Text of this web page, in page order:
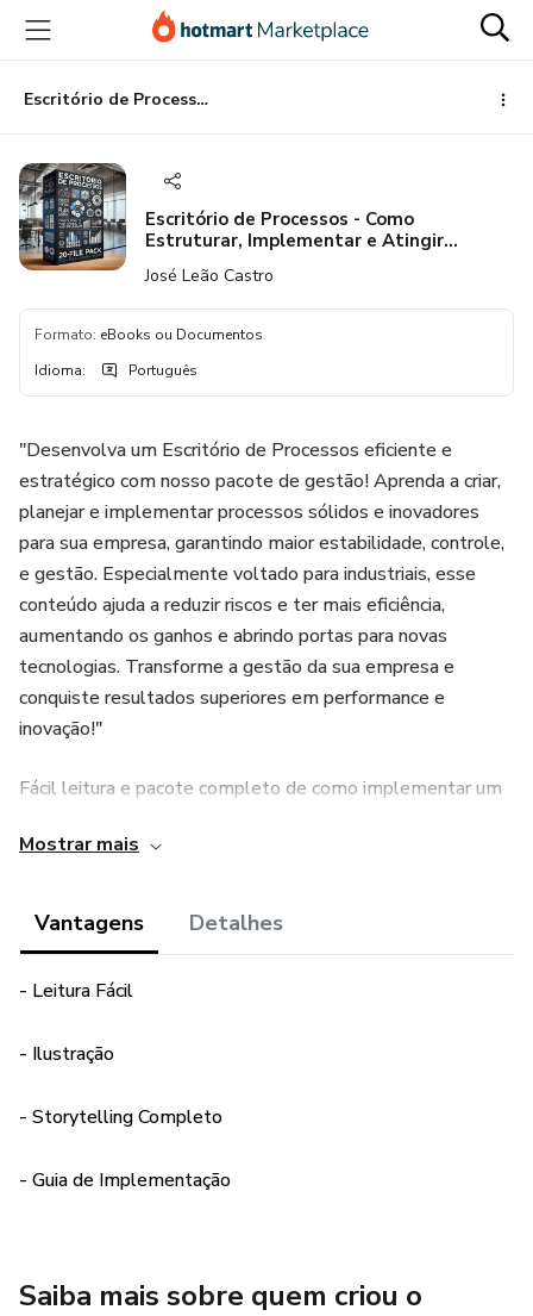
para
conteúdo
principal
para
pagamento
para
rodapé
Escritório de Processos - Como Estruturar, Implementar e Atingir Melhores Resultados Operacionais!
Escritório de Processos - Como
Estruturar, Implementar e Atingir
Melhores Resultados Operacionais!
José Leão Castro
Formato: eBooks ou Documentos
Idioma: Português
"Desenvolva um Escritório de Processos eficiente e
estratégico com nosso pacote de gestão! Aprenda a criar,
planejar e implementar processos sólidos e inovadores
para sua empresa, garantindo maior estabilidade, controle,
e gestão. Especialmente voltado para industriais, esse
conteúdo ajuda a reduzir riscos e ter mais eficiência,
aumentando os ganhos e abrindo portas para novas
tecnologias. Transforme a gestão da sua empresa e
conquiste resultados superiores em performance e
inovação!"
Fácil leitura e pacote completo de como implementar um
obter melhores resultados operacionais e maior
Mostrar mais
Vantagens Detalhes
- Leitura Fácil
- Ilustração
- Storytelling Completo
- Guia de Implementação
Saiba mais sobre quem criou o